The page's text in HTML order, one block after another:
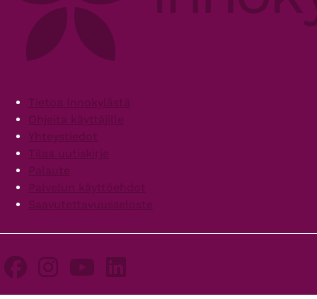
FooterTietoa Innokylästä
Ohjeita käyttäjille
Yhteystiedot
Tilaa uutiskirje
Palaute
Palvelun käyttöehdot
Saavutettavuusseloste